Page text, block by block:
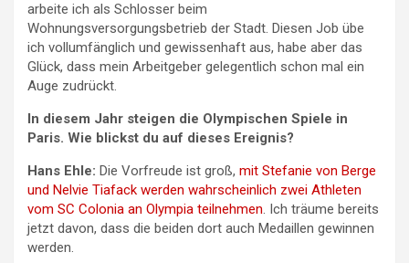
arbeite ich als Schlosser beim
Wohnungsversorgungsbetrieb der Stadt. Diesen Job übe
ich vollumfänglich und gewissenhaft aus, habe aber das
Glück, dass mein Arbeitgeber gelegentlich schon mal ein
Auge zudrückt.
In diesem Jahr steigen die Olympischen Spiele in
Paris. Wie blickst du auf dieses Ereignis?
Hans Ehle: Die Vorfreude ist groß, mit Stefanie von Berge
und Nelvie Tiafack werden wahrscheinlich zwei Athleten
vom SC Colonia an Olympia teilnehmen. Ich träume bereits
jetzt davon, dass die beiden dort auch Medaillen gewinnen
werden.